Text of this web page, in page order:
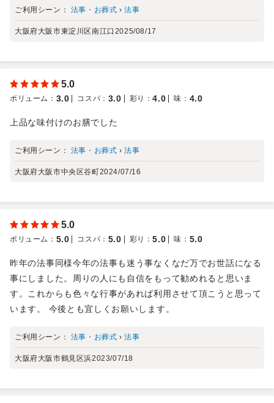
ご利用シーン： 法事・お葬式 ›法事
大阪府大阪市東淀川区南江口 2025/08/17
5.0
ボリューム ： 3.0 コスパ ： 3.0 彩り ：4.0 味 ： 4.0
上品な味付けのお膳でした
ご利用シーン： 法事・お葬式 ›法事
大阪府大阪市中央区谷町2024/07/16
5.0
ボリューム ： 5.0 コスパ ： 5.0 彩り ：5.0 味 ： 5.0
昨年の法事同様今年の法事も迷う事なくなだ万でお世話になる
事にしました。周りの人にも自信をもって勧めれると思いま
す。これからも色々な行事があれば利用させて頂こうと思って
います。 今後とも宜しくお願いします。
ご利用シーン： 法事・お葬式 ›法事
大阪府大阪市鶴見区浜2023/07/18